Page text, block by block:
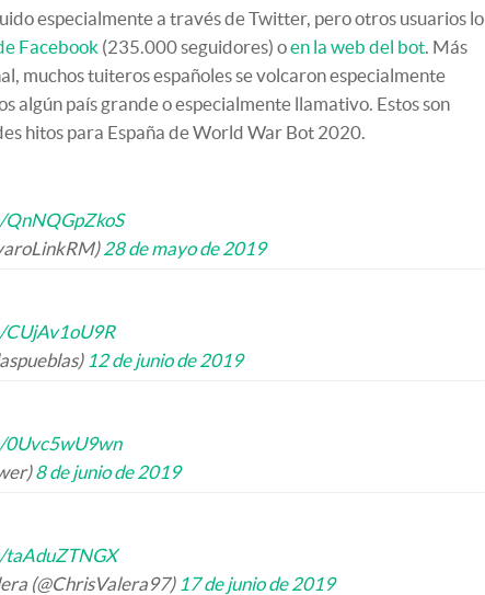
especialmente a través de Twitter, pero otros usuarios lo
Facebook (235.000 seguidores) oen la web del bot. Más
muchos tuiteros españoles se volcaron especialmente
algún país grande o especialmente llamativo. Estos son
hitos para España de World War Bot 2020.
28 de mayo de 2019
12 de junio de 2019
8 de junio de 2019
(@ChrisValera97) 17 de junio de 2019